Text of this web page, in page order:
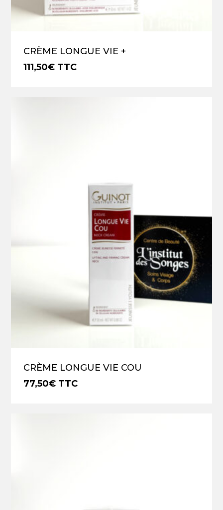
CRÈME LONGUE VIE +
111,50€ TTC
CRÈME LONGUE VIE COU
77,50€ TTC